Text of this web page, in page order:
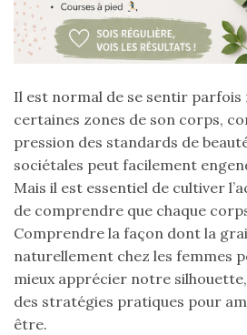
Il est normal de se sentir parfois
certaines zones de son corps,
pression des standards de
sociétales peut facilement
Mais il est essentiel de cultiver
de comprendre que chaque
Comprendre la façon dont la
naturellement chez les femmes
mieux apprécier notre
des stratégies pratiques pour
être.